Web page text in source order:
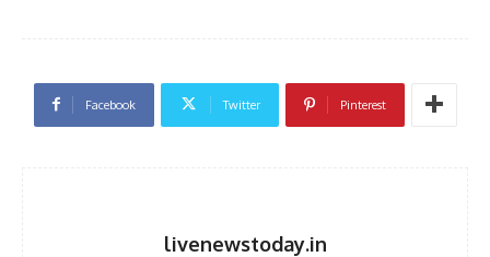
Facebook Twitter Pinterest
livenewstoday.in